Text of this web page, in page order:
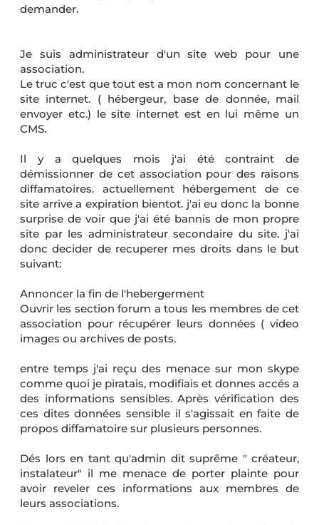
demander.
Je suis administrateur d'un site web pour une
association.
Le truc c'est que tout est a mon nom concernant le
site internet. ( hébergeur, base de donnée, mail
envoyer etc.) le site internet est en lui même un
CMS.
Il y a quelques mois j'ai été contraint de
démissionner de cet association pour des raisons
diffamatoires. actuellement hébergement de ce
site arrive a expiration bientot. j'ai eu donc la bonne
surprise de voir que j'ai été bannis de mon propre
site par les administrateur secondaire du site. j'ai
donc decider de recuperer mes droits dans le but
suivant:
Annoncer la fin de l'hebergerment
Ouvrir les section forum a tous les membres de cet
association pour récupérer leurs données ( video
images ou archives de posts.
entre temps j'ai reçu des menace sur mon skype
comme quoi je piratais, modifiais et donnes accés a
des informations sensibles. Après vérification des
ces dites données sensible il s'agissait en faite de
propos diffamatoire sur plusieurs personnes.
Dés lors en tant qu'admin dit suprême " créateur,
instalateur" il me menace de porter plainte pour
avoir reveler ces informations aux membres de
leurs associations.